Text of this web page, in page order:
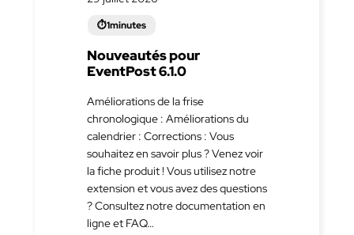
Nouveautés pour
EventPost 6.1.0
Améliorations de la frise
chronologique : Améliorations du
calendrier : Corrections : Vous
souhaitez en savoir plus ? Venez voir
la fiche produit ! Vous utilisez notre
extension et vous avez des questions
? Consultez notre documentation en
ligne et FAQ…